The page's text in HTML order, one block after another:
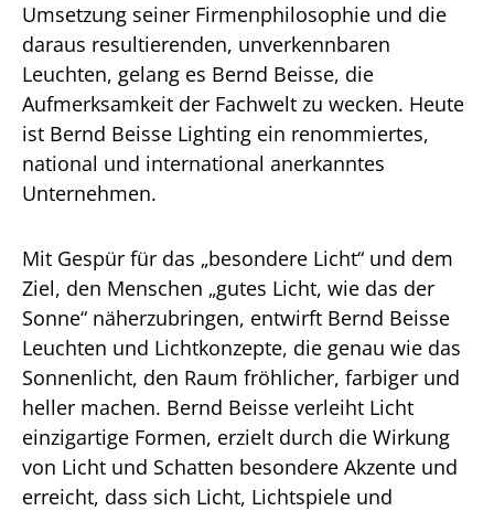
Umsetzung seiner Firmenphilosophie und die
daraus resultierenden, unverkennbaren
Leuchten, gelang es Bernd Beisse, die
Aufmerksamkeit der Fachwelt zu wecken. Heute
ist Bernd Beisse Lighting ein renommiertes,
national und international anerkanntes
Unternehmen.
Mit Gespür für das „besondere Licht“ und dem
Ziel, den Menschen „gutes Licht, wie das der
Sonne“ näherzubringen, entwirft Bernd Beisse
Leuchten und Lichtkonzepte, die genau wie das
Sonnenlicht, den Raum fröhlicher, farbiger und
heller machen. Bernd Beisse verleiht Licht
einzigartige Formen, erzielt durch die Wirkung
von Licht und Schatten besondere Akzente und
erreicht, dass sich Licht, Lichtspiele und